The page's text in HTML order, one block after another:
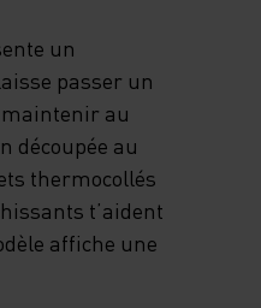
un
passer un
au
découpée au
thermocollés
t’aident
affiche une